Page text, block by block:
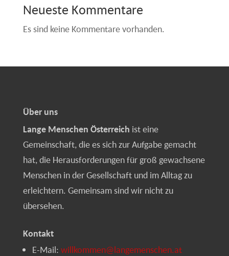
Neueste Kommentare
Es sind keine Kommentare vorhanden.
Über uns
Lange Menschen Österreich ist eine
Gemeinschaft, die es sich zur Aufgabe gemacht
hat, die Herausforderungen für groß gewachsene
Menschen in der Gesellschaft und im Alltag zu
erleichtern. Gemeinsam sind wir nicht zu
übersehen.
Kontakt
E-Mail: willkommen@langemenschen.at